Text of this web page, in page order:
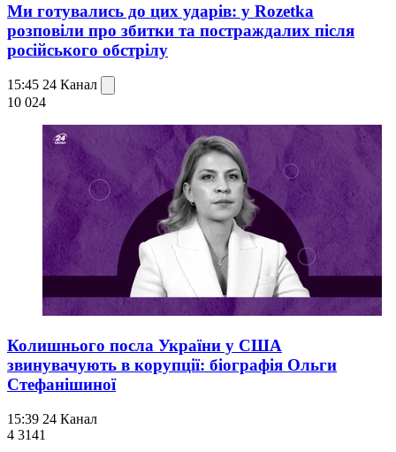
Ми готувались до цих ударів: у Rozetka
розповіли про збитки та постраждалих після
російського обстрілу
15:45 24 Канал
10 024
Колишнього посла України у США
звинувачують в корупції: біографія Ольги
Стефанішиної
15:39 24 Канал
4 3141